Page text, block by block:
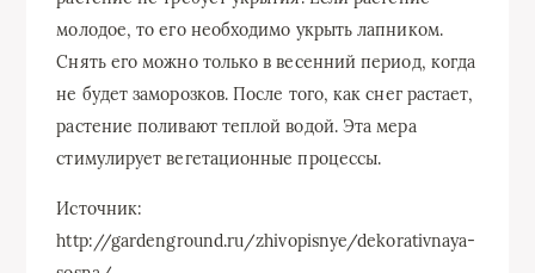
молодое, то его необходимо укрыть лапником.
Снять его можно только в весенний период, когда
не будет заморозков. После того, как снег растает,
растение поливают теплой водой. Эта мера
стимулирует вегетационные процессы.
Источник:
http://gardenground.ru/zhivopisnye/dekorativnaya-